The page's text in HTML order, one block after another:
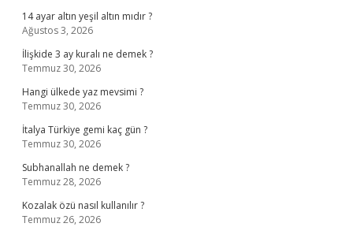
14 ayar altın yeşil altın mıdır ?
Ağustos 3, 2026
İlişkide 3 ay kuralı ne demek ?
Temmuz 30, 2026
Hangi ülkede yaz mevsimi ?
Temmuz 30, 2026
İtalya Türkiye gemi kaç gün ?
Temmuz 30, 2026
Subhanallah ne demek ?
Temmuz 28, 2026
Kozalak özü nasıl kullanılır ?
Temmuz 26, 2026